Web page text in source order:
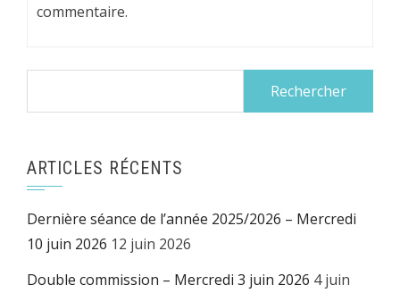
commentaire.
ARTICLES RÉCENTS
Dernière séance de l’année 2025/2026 – Mercredi
10 juin 2026 12 juin 2026
Double commission – Mercredi 3 juin 2026 4 juin